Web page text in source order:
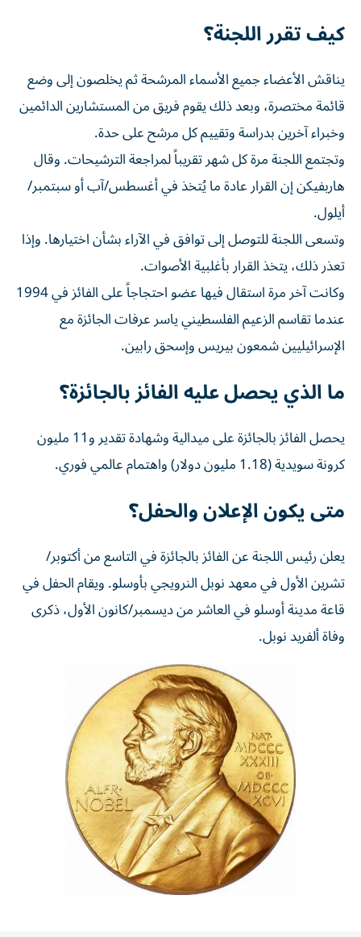
كيف تقرر اللجنة؟
يناقش الأعضاء جميع الأسماء المرشحة ثم يخلصون إلى وضع
قائمة مختصرة، وبعد ذلك يقوم فريق ‌من المستشارين الدائمين
وخبراء ‌آخرين بدراسة وتقييم كل مرشح على حدة.
وتجتمع اللجنة مرة كل ⁠شهر تقريباً لمراجعة الترشيحات. وقال
هاربفيكن إن القرار عادة ما يُتخذ في أغسطس/آب أو سبتمبر/
أيلول.
وتسعى اللجنة للتوصل إلى توافق في الآراء بشأن اختيارها. وإذا
تعذر ذلك، يتخذ القرار بأغلبية الأصوات.
وكانت آخر مرة استقال فيها عضو احتجاجاً على الفائز في 1994
عندما تقاسم الزعيم الفلسطيني ياسر عرفات الجائزة مع
⁠الإسرائيليين شمعون بيريس وإسحق رابين.
ما الذي يحصل عليه الفائز بالجائزة؟
يحصل الفائز بالجائزة على ميدالية وشهادة تقدير و11 مليون
كرونة سويدية (1.18 ​مليون دولار) واهتمام عالمي فوري.
متى يكون الإعلان والحفل؟
يعلن رئيس اللجنة عن الفائز بالجائزة في التاسع من أكتوبر/
تشرين الأول في معهد نوبل النرويجي بأوسلو. ويقام الحفل في
قاعة مدينة أوسلو في العاشر من ديسمبر/كانون الأول، ⁠ذكرى
وفاة ألفريد نوبل.